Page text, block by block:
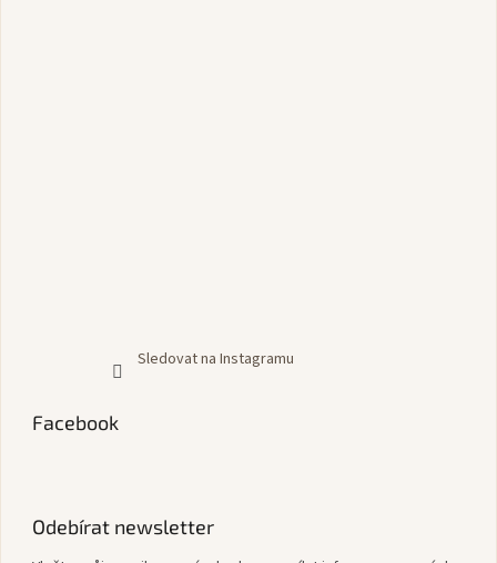
Sledovat na Instagramu
Facebook
Odebírat newsletter